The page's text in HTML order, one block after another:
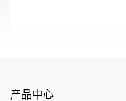
产品中心